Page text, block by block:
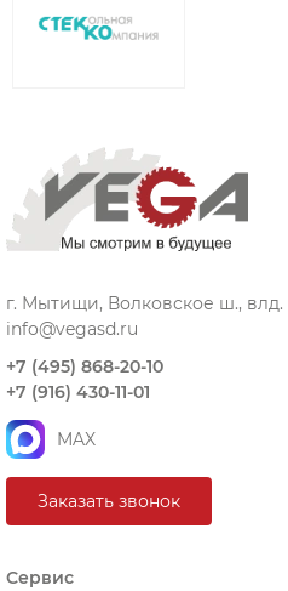
г. Мытищи, Волковское ш., влд.
info@vegasd.ru
+7 (495) 868-20-10
+7 (916) 430-11-01
MAX
Заказать звонок
Сервис